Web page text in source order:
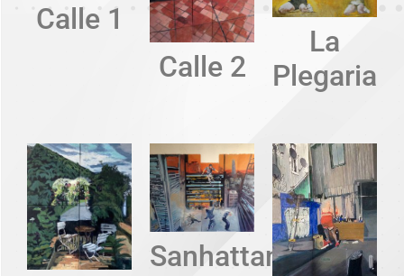
Calle 1
Calle 2
La
Plegaria
Sanhattan